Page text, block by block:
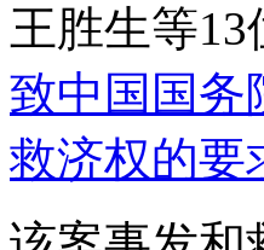
王胜生等13
致中国国务
救济权的要